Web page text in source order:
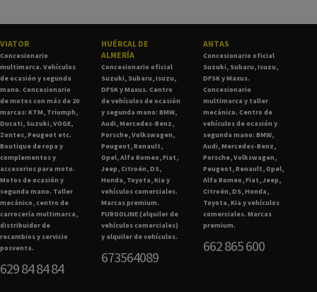
VIATOR
Concesionario
multimarca. Vehículos
de ocasión y segunda
mano. Concesionario
de motos con más de 20
marcas: KTM, Triumph,
Ducati, Suzuki, VOGE,
Zontes, Peugeot etc.
Boutique de ropa y
complementos y
accesorios para moto.
Motos de ocasión y
segunda mano. Taller
mecánico, centro de
carrocería multimarca,
distribuidor de
recambios y servicio
posventa.
629 84 84 84
HUÉRCAL DE
ALMERÍA
Concesionario oficial
Suzuki, Subaru, Isuzu,
DFSK y Maxus. Centro
de vehículos de ocasión
y segunda mano: BMW,
Audi, Mercedes-Benz,
Porsche, Volkswagen,
Peugeot, Renault,
Opel, Alfa Romeo, Fiat,
Jeep, Citroën, DS,
Honda, Toyota, Kia y
vehículos comerciales.
Marcas premium.
FURGOLINE (alquiler de
vehículos comerciales)
y alquiler de vehículos.
673564089
ANTAS
Concesionario oficial
Suzuki, Subaru, Isuzu,
DFSK y Maxus.
Concesionario
multimarca y taller
mecánico. Centro de
vehículos de ocasión y
segunda mano: BMW,
Audi, Mercedes-Benz,
Porsche, Volkswagen,
Peugeot, Renault, Opel,
Alfa Romeo, Fiat, Jeep,
Citroën, DS, Honda,
Toyota, Kia y vehículos
comerciales. Marcas
premium.
662 865 600